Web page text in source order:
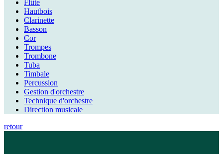
Flûte
Hautbois
Clarinette
Basson
Cor
Trompes
Trombone
Tuba
Timbale
Percussion
Gestion d'orchestre
Technique d'orchestre
Direction musicale
retour